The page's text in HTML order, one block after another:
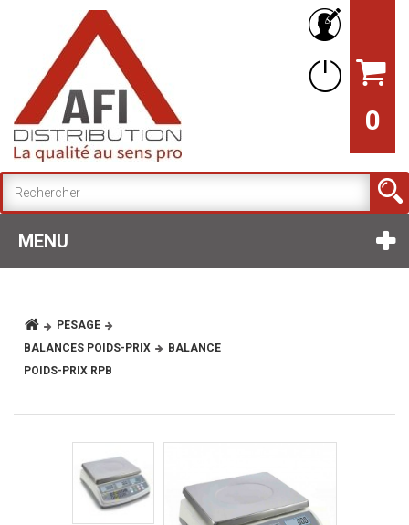
0
MENU
PESAGE
BALANCES POIDS-PRIX
BALANCE
POIDS-PRIX RPB